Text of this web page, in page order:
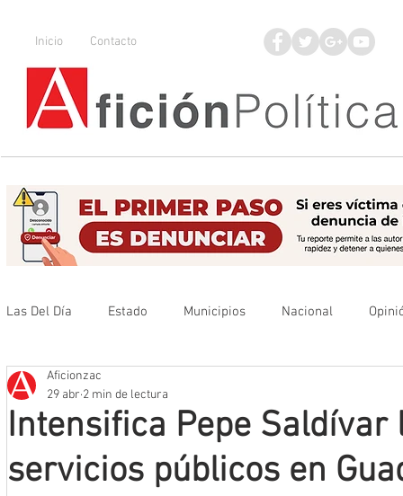
Inicio Contacto
Las Del Día Estado Municipios Nacional
Que no se olvide
Mineros LNBP
Intensifica Pepe Saldívar
servicios públicos en
Aficionzac
29 abr 2 min de lectura